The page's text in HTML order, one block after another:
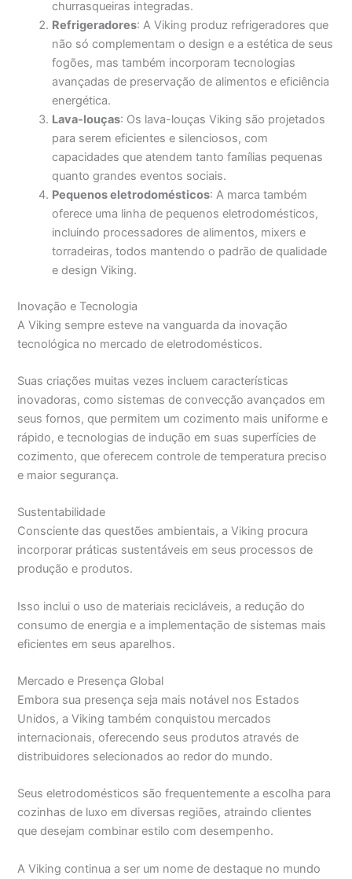
churrasqueiras integradas.
Refrigeradores: A Viking produz refrigeradores que
não só complementam o design e a estética de seus
fogões, mas também incorporam tecnologias
avançadas de preservação de alimentos e eficiência
energética.
Lava-louças: Os lava-louças Viking são projetados
para serem eficientes e silenciosos, com
capacidades que atendem tanto famílias pequenas
quanto grandes eventos sociais.
Pequenos eletrodomésticos: A marca também
oferece uma linha de pequenos eletrodomésticos,
incluindo processadores de alimentos, mixers e
torradeiras, todos mantendo o padrão de qualidade
e design Viking.
Inovação e Tecnologia
A Viking sempre esteve na vanguarda da inovação
tecnológica no mercado de eletrodomésticos.
Suas criações muitas vezes incluem características
inovadoras, como sistemas de convecção avançados em
seus fornos, que permitem um cozimento mais uniforme e
rápido, e tecnologias de indução em suas superfícies de
cozimento, que oferecem controle de temperatura preciso
e maior segurança.
Sustentabilidade
Consciente das questões ambientais, a Viking procura
incorporar práticas sustentáveis em seus processos de
produção e produtos.
Isso inclui o uso de materiais recicláveis, a redução do
consumo de energia e a implementação de sistemas mais
eficientes em seus aparelhos.
Mercado e Presença Global
Embora sua presença seja mais notável nos Estados
Unidos, a Viking também conquistou mercados
internacionais, oferecendo seus produtos através de
distribuidores selecionados ao redor do mundo.
Seus eletrodomésticos são frequentemente a escolha para
cozinhas de luxo em diversas regiões, atraindo clientes
que desejam combinar estilo com desempenho.
A Viking continua a ser um nome de destaque no mundo